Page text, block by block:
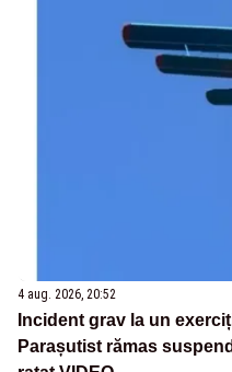
4 aug. 2026, 20:52
Incident grav la un
Parașutist rămas